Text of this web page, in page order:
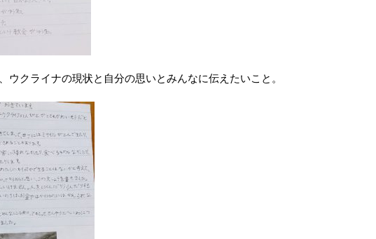
ウクライナの現状と自分の思いとみんなに伝えたいこと。